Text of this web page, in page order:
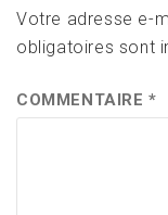
Votre adresse e-
obligatoires sont
COMMENTAIRE*